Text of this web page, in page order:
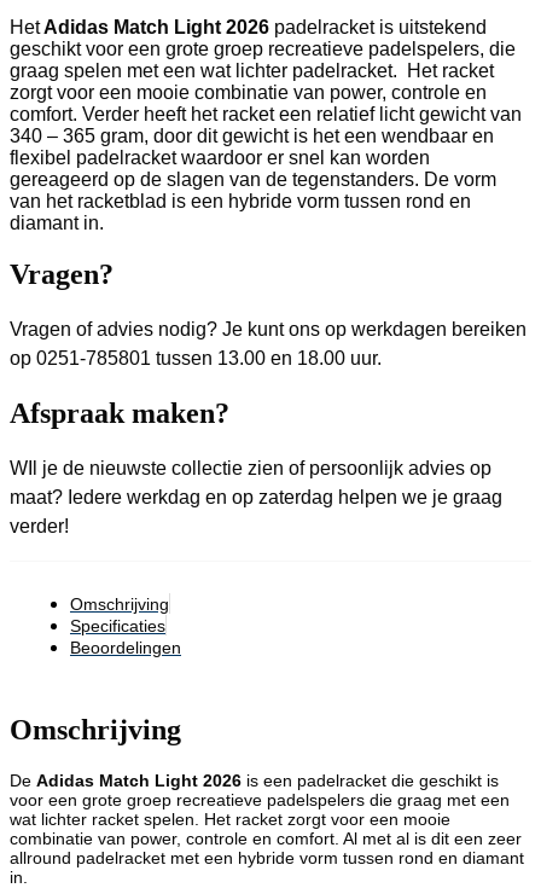
HetAdidas Match Light 2026 padelracket is uitstekend
geschikt voor een grote groep recreatieve padelspelers, die
graag spelen met een wat lichter padelracket. Het racket
zorgt voor een mooie combinatie van power, controle en
comfort. Verder heeft het racket een relatief licht gewicht van
340 – 365 gram, door dit gewicht is het een wendbaar en
flexibel padelracket waardoor er snel kan worden
gereageerd op de slagen van de tegenstanders. De vorm
van het racketblad is een hybride vorm tussen rond en
diamant in.
Vragen?
Vragen of advies nodig? Je kunt ons op werkdagen bereiken
op 0251-785801 tussen 13.00 en 18.00 uur.
Afspraak maken?
WIl je de nieuwste collectie zien of persoonlijk advies op
maat? Iedere werkdag en op zaterdag helpen we je graag
verder!
Omschrijving
Specificaties
Beoordelingen
Omschrijving
De Adidas Match Light 2026 is een padelracket die geschikt is
voor een grote groep recreatieve padelspelers die graag met een
wat lichter racket spelen. Het racket zorgt voor een mooie
combinatie van power, controle en comfort. Al met al is dit een zeer
allround padelracket met een hybride vorm tussen rond en diamant
in.